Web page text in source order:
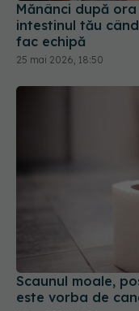
Mănânci după
intestinul tău
fac echipă
25 mai 2026, 18:50
Scaunul moale,
este vorba de